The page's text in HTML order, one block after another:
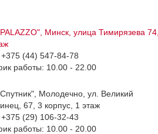
Минск, улица Тимирязева 74,
+375 (44) 547-84-78
работы: 10.00 - 22.00
Молодечно, ул. Великий
67, 3 корпус, 1 этаж
+375 (29) 106-32-43
работы: 10.00 - 20.00